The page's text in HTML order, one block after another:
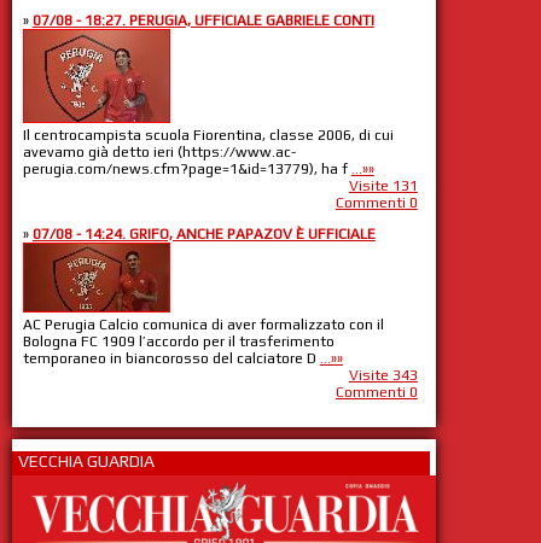
» 07/08 - 18:27. PERUGIA, UFFICIALE GABRIELE CONTI
Il centrocampista scuola Fiorentina, classe 2006, di cui
avevamo già detto ieri (https://www.ac-
perugia.com/news.cfm?page=1&id=13779), ha f ...»»
Visite 131
Commenti 0
» 07/08 - 14:24. GRIFO, ANCHE PAPAZOV È UFFICIALE
AC Perugia Calcio comunica di aver formalizzato con il
Bologna FC 1909 l’accordo per il trasferimento
temporaneo in biancorosso del calciatore D ...»»
Visite 343
Commenti 0
VECCHIA GUARDIA